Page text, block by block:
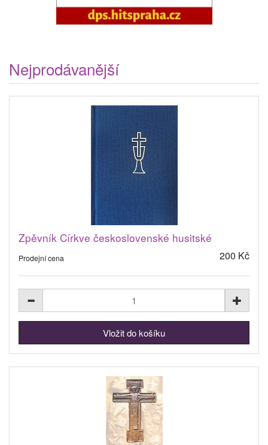
Nejprodávanější
Zpěvník Církve československé husitské
Prodejní cena 200 Kč